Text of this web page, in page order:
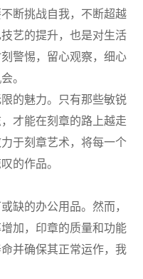
断挑战自我，不断超越
艺的提升，也是对生活
警惕，留心观察，细心
。
的魅力。只有那些敏锐
才能在刻章的路上越走
于刻章艺术，将每一个
的作品。
缺的办公用品。然而，
加，印章的质量和功能
并确保其正常运作，我